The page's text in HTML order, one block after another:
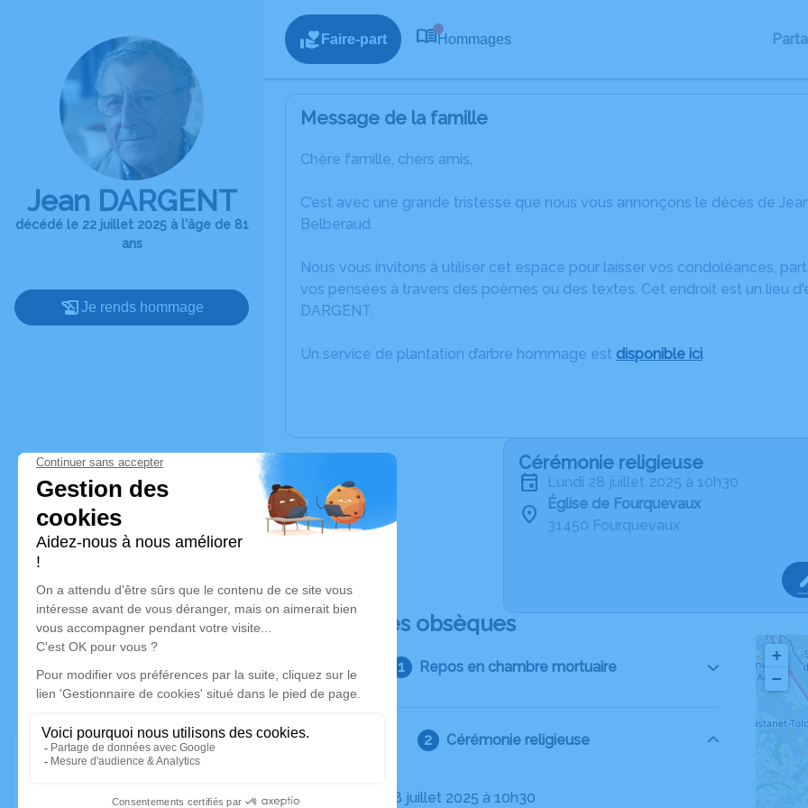
Jean DARGENT
décédé le 22 juillet 2025 à l'âge de 81
ans
Je rends hommage
Faire-part Hommages
Message de la famille
Chère famille, chers amis,
C’est avec une grande tristesse que nous vous annonçons le décès de
Belberaud.
Nous vous invitons à utiliser cet espace pour laisser vos condoléances,
vos pensées à travers des poèmes ou des textes. Cet endroit est un lieu
DARGENT.
Un service de plantation d’arbre hommage est disponible ici.
Cérémonie religieuse
lundi 28 juillet 2025 à 10h30
Église de Fourquevaux
31450 Fourquevaux
Déroulé des obsèques
Repos en chambre mortuaire
Cérémonie religieuse
Le lundi 28 juillet 2025 à 10h30
+
−